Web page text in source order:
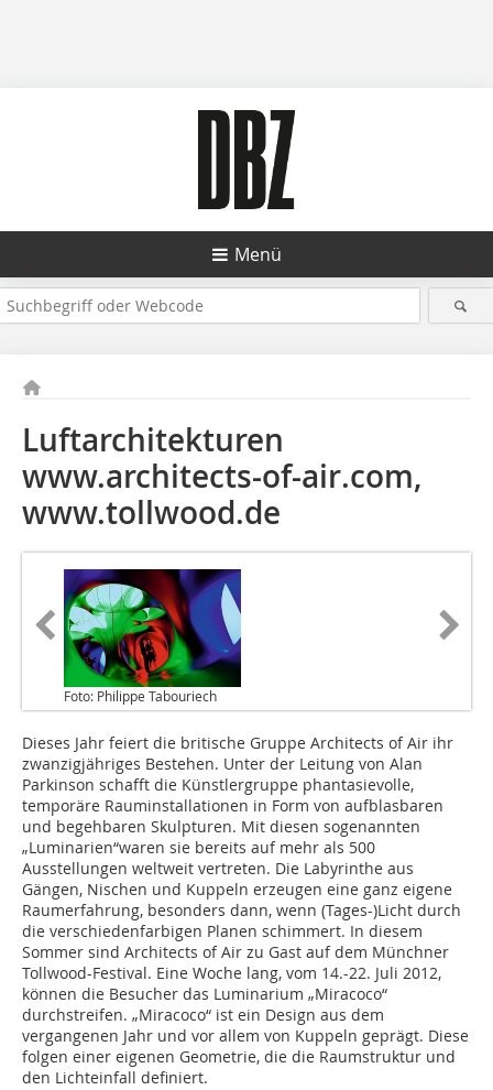
Menü
Luftarchitekturen
www.architects-of-air.com,
www.tollwood.de
Foto: Philippe Tabouriech
Dieses Jahr feiert die britische Gruppe Architects of Air ihr
zwanzigjähriges Bestehen. Unter der Leitung von Alan
Parkinson schafft die Künstlergruppe phantasievolle,
temporäre Rauminstallationen in Form von aufblasbaren
und begehbaren Skulpturen. Mit diesen sogenannten
„Luminarien“waren sie bereits auf mehr als 500
Ausstellungen weltweit vertreten. Die Labyrinthe aus
Gängen, Nischen und Kuppeln erzeugen eine ganz eigene
Raumerfahrung, beson­ders dann, wenn (Tages-)Licht durch
die verschiedenfarbigen Planen schimmert. In diesem
Sommer sind Architects of Air zu Gast auf dem Münchner
Tollwood-Festival. Eine Woche lang, vom 14.-22. Juli 2012,
können die Besucher das Luminarium „Miracoco“
durchstreifen. „Miracoco“ ist ein Design aus dem
vergangenen Jahr und vor allem von Kuppeln geprägt. Diese
folgen einer eigenen Geometrie, die die Raumstruktur und
den Lichteinfall definiert.